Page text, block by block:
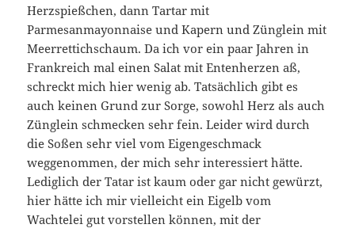
Herzspießchen, dann Tartar mit
Parmesanmayonnaise und Kapern und Zünglein mit
Meerrettichschaum. Da ich vor ein paar Jahren in
Frankreich mal einen Salat mit Entenherzen aß,
schreckt mich hier wenig ab. Tatsächlich gibt es
auch keinen Grund zur Sorge, sowohl Herz als auch
Zünglein schmecken sehr fein. Leider wird durch
die Soßen sehr viel vom Eigengeschmack
weggenommen, der mich sehr interessiert hätte.
Lediglich der Tatar ist kaum oder gar nicht gewürzt,
hier hätte ich mir vielleicht ein Eigelb vom
Wachtelei gut vorstellen können, mit der